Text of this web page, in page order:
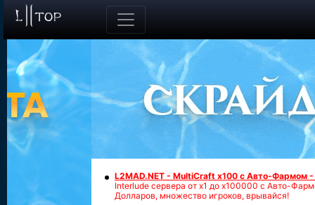
L2MAD.NET - MultiCraft x100 с Авто-Фармом
Interlude сервера от х1 до х100000 с Авто-
Долларов, множество игроков, врывайся!